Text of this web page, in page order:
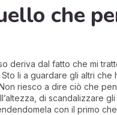
che
deriva dal fatto che mi
li a guardare gli altri che
riesco a dire ciò che
di scandalizzare
con il primo